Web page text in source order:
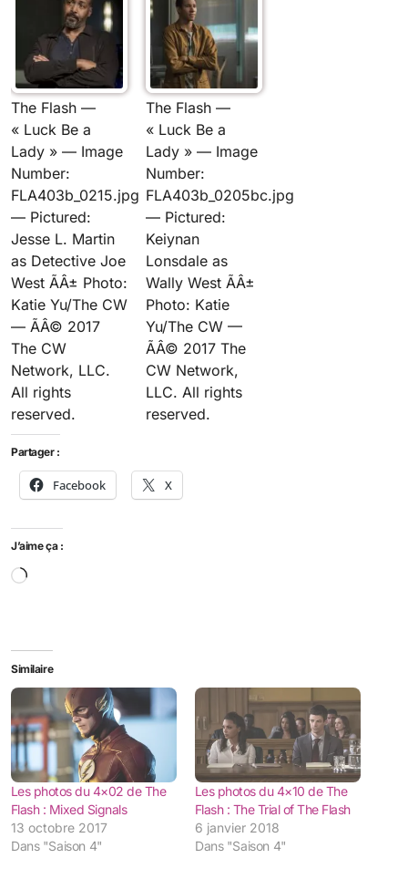
The Flash —
« Luck Be a
Lady » — Image
Number:
FLA403b_0215.jpg
— Pictured:
Jesse L. Martin
as Detective Joe
West ÃÂ± Photo:
Katie Yu/The CW
— ÃÂ© 2017
The CW
Network, LLC.
All rights
reserved.
The Flash —
« Luck Be a
Lady » — Image
Number:
FLA403b_0205bc.jpg
— Pictured:
Keiynan
Lonsdale as
Wally West ÃÂ±
Photo: Katie
Yu/The CW —
ÃÂ© 2017 The
CW Network,
LLC. All rights
reserved.
Partager :
Facebook X
J’aime ça :
Chargement…
Similaire
Les photos du 4×02 de The
Flash : Mixed Signals
13 octobre 2017
Dans "Saison 4"
Les photos du 4×10 de The
Flash : The Trial of The Flash
6 janvier 2018
Dans "Saison 4"